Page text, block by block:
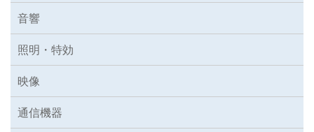
音響
照明・特効
映像
通信機器